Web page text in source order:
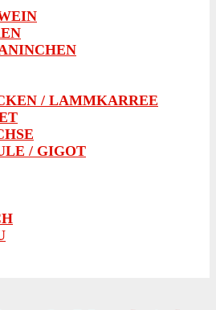
/ LAMMKARREE
/ GIGOT